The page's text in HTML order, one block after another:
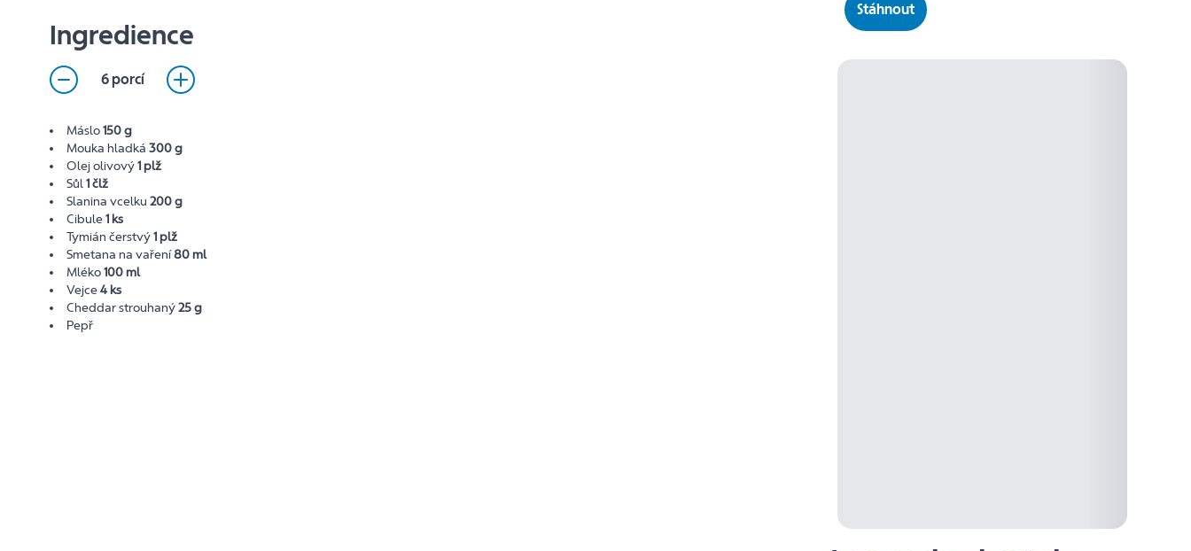
Ingredience
6 porcí
Máslo150 g
Mouka hladká300 g
Olej olivový1 plž
Sůl1 člž
Slanina vcelku200 g
Cibule1 ks
Tymián čerstvý1 plž
Smetana na vaření80 ml
Mléko100 ml
Vejce4 ks
Cheddar strouhaný25 g
Pepř
Stáhnout